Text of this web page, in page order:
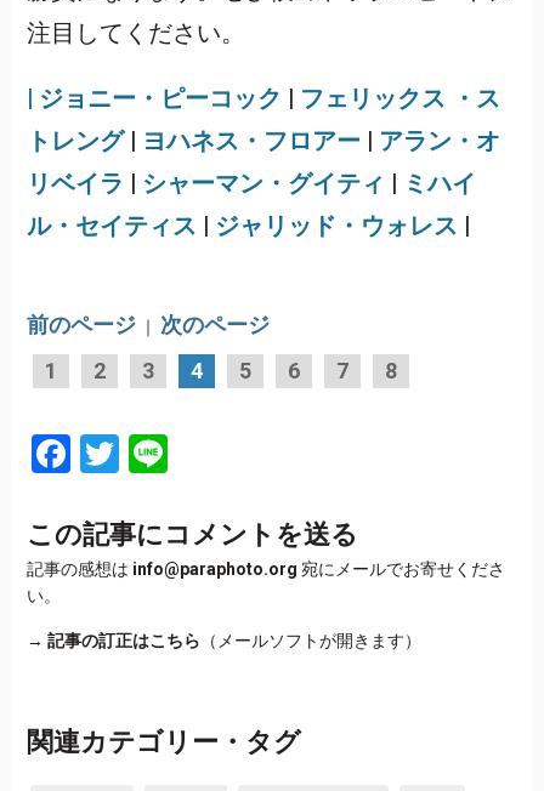
注目してください。
| ジョニー・ピーコック
フェリックス ・ス
トレング| ヨハネス・フロアー
アラン・オ
リベイラ
シャーマン・グイティ
ミハイ
ル・セイティス
ジャリッド・ウォレス
前のページ｜ 次のページ
1
2 3 4 5 6 7 8
Facebook
Twitter
Line
この記事にコメントを送る
記事の感想は info@paraphoto.org 宛にメールでお寄せくださ
い。
→ 記事の訂正はこちら （メールソフトが開きます）
関連カテゴリー・タグ